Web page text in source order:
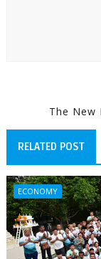
The New
RELATED POST
ECONOMY